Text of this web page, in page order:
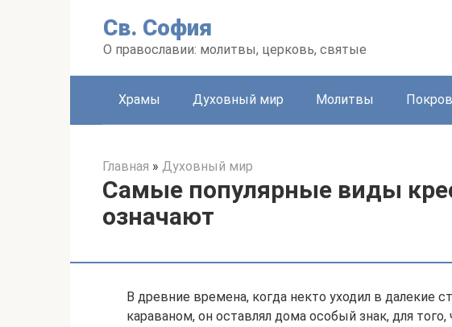
Св. София
О православии: молитвы, церковь, святые
Храмы Духовный мир Молитвы
Главная » Духовный мир
Самые популярные виды
означают
В древние времена, когда некто уходил в далекие
караваном, он оставлял дома особый знак, для